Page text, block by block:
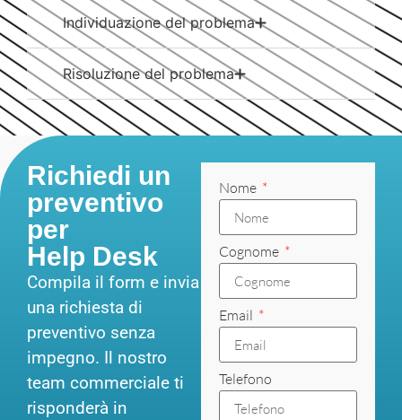
Individuazione del problema​
Risoluzione del problema
Richiedi un
preventivo
per
Help Desk
Compila il form e invia
una richiesta di
preventivo senza
impegno. Il nostro
team commerciale ti
risponderà in
Nome
Cognome
Email
Telefono